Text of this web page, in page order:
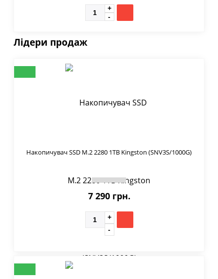
Лідери продаж
Накопичувач SSD M.2 2280 1TB Kingston (SNV3S/1000G)
7 290 грн.